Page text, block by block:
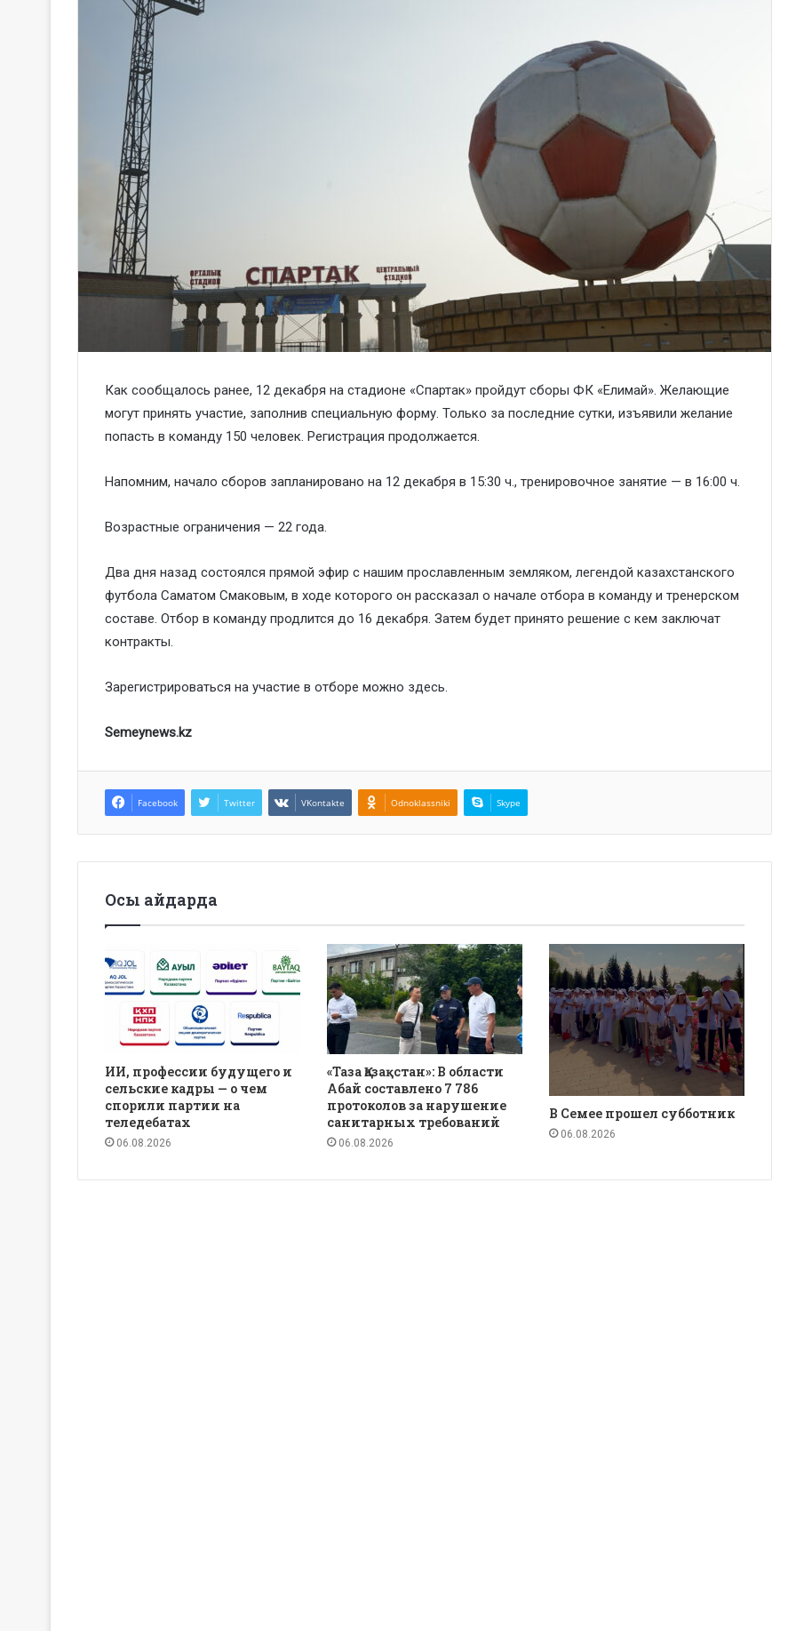
Как сообщалось ранее, 12 декабря на стадионе «Спартак» пройдут сборы ФК «Елимай». Желающие
могут принять участие, заполнив специальную форму. Только за последние сутки, изъявили желание
попасть в команду 150 человек. Регистрация продолжается.
Напомним, начало сборов запланировано на 12 декабря в 15:30 ч., тренировочное занятие — в 16:00 ч.
Возрастные ограничения — 22 года.
Два дня назад состоялся прямой эфир с нашим прославленным земляком, легендой казахстанского
футбола Саматом Смаковым, в ходе которого он рассказал о начале отбора в команду и тренерском
составе. Отбор в команду продлится до 16 декабря. Затем будет принято решение с кем заключат
контракты.
Зарегистрироваться на участие в отборе можно здесь.
Semeynews.kz
Facebook Twitter VKontakte Odnoklassniki Skype
Осы айдарда
ИИ, профессии будущего и
сельские кадры — о чем
спорили партии на
теледебатах
06.08.2026
«Таза Қазақстан»: В области
Абай составлено 7 786
протоколов за нарушение
санитарных требований
06.08.2026
В Семее прошел субботник
06.08.2026